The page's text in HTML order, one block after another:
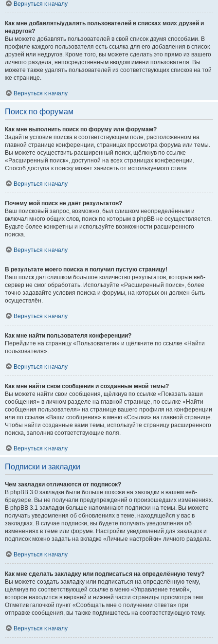
Вернуться к началу
Как мне добавлять/удалять пользователей в списках моих друзей и
недругов?
Вы можете добавлять пользователей в свой список двумя способами. В
профиле каждого пользователя есть ссылка для его добавления в список
друзей или недругов. Кроме того, вы можете сделать это прямо из вашего
личного раздела, непосредственным вводом имени пользователя. Вы
можете также удалять пользователей из соответствующих списков на той
же странице.
Вернуться к началу
Поиск по форумам
Как мне выполнить поиск по форуму или форумам?
Задайте условие поиска в соответствующем поле, расположенном на
главной странице конференции, страницах просмотра форума или темы.
Вы можете осуществить расширенный поиск, щёлкнув по ссылке
«Расширенный поиск», доступной на всех страницах конференции.
Способ доступа к поиску может зависеть от используемого стиля.
Вернуться к началу
Почему мой поиск не даёт результатов?
Ваш поисковый запрос, возможно, был слишком неопределённым и
включал много общих слов, поиск по которым в phpBB не осуществляется.
Будьте более конкретны и используйте возможности расширенного
поиска.
Вернуться к началу
В результате моего поиска я получил пустую страницу!
Ваш поиск дал слишком большое количество результатов, которые веб-
сервер не смог обработать. Используйте «Расширенный поиск», более
точно задавайте условия поиска и форумы, на которых он должен быть
осуществлён.
Вернуться к началу
Как мне найти пользователя конференции?
Перейдите на страницу «Пользователи» и щёлкните по ссылке «Найти
пользователя».
Вернуться к началу
Как мне найти свои сообщения и созданные мной темы?
Вы можете найти свои сообщения, щёлкнув по ссылке «Показать ваши
сообщения» в личном разделе на главной странице, по ссылке «Найти
сообщения пользователя» на странице вашего профиля на конференции
или по ссылке «Ваши сообщения» в меню «Ссылки» на главной странице.
Чтобы найти созданные вами темы, используйте страницу расширенного
поиска, заполнив соответствующие поля.
Вернуться к началу
Подписки и закладки
Чем закладки отличаются от подписок?
В phpBB 3.0 закладки были больше похожи на закладки в вашем веб-
браузере. Вы не получали предупреждений о произошедших изменениях.
В phpBB 3.1 закладки больше напоминают подписки на темы. Вы можете
получать уведомления об обновлениях в теме, находящейся у вас в
закладках. В случае подписки, вы будете получать уведомления об
изменениях в теме или форуме. Настройки уведомлений для закладок и
подписок можно задать на вкладке «Личные настройки» личного раздела.
Вернуться к началу
Как мне сделать закладку или подписаться на определённую тему?
Вы можете создать закладку или подписаться на определённую тему,
щёлкнув по соответствующей ссылке в меню «Управление темой»,
которое находится в верхней и нижней части страницы просмотра тем.
Отметив галочкой пункт «Сообщать мне о получении ответа» при
отправке сообщения, вы также подпишетесь на соответствующую тему.
Вернуться к началу